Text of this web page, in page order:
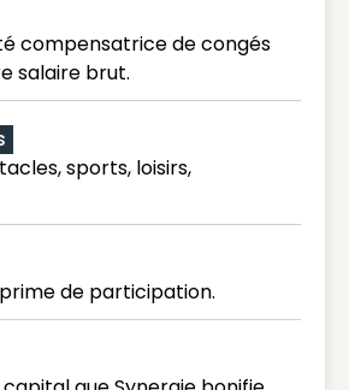
compensatrice de congés
salaire brut.
sports, loisirs,
de participation.